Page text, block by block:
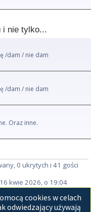
i nie tylko...
/dam / nie dam
/dam / nie dam
Oraz inne.
0 ukrytych i 41 gości
kwie 2026, o 19:04
cookies w celach
odwiedzający używają